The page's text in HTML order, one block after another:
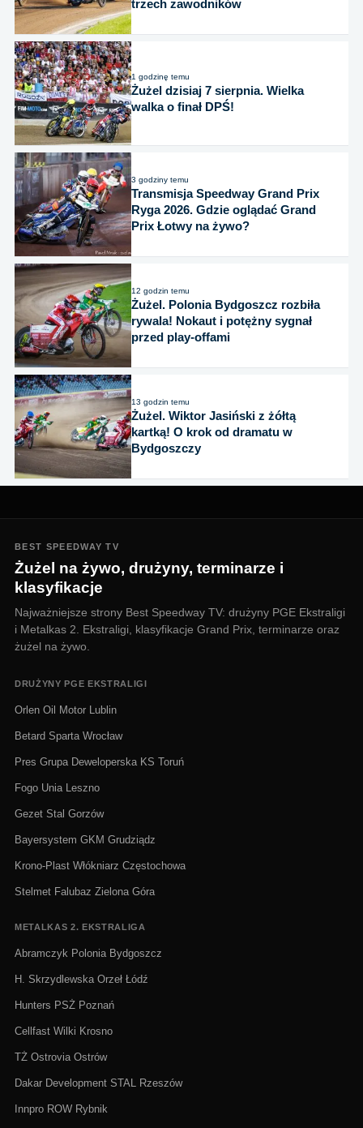
trzech zawodników
1 godzinę temu
Żużel dzisiaj 7 sierpnia. Wielka
walka o finał DPŚ!
3 godziny temu
Transmisja Speedway Grand Prix
Ryga 2026. Gdzie oglądać Grand
Prix Łotwy na żywo?
12 godzin temu
Żużel. Polonia Bydgoszcz rozbiła
rywala! Nokaut i potężny sygnał
przed play-offami
13 godzin temu
Żużel. Wiktor Jasiński z żółtą
kartką! O krok od dramatu w
Bydgoszczy
BEST SPEEDWAY TV
Żużel na żywo, drużyny, terminarze i
klasyfikacje
Najważniejsze strony Best Speedway TV: drużyny PGE Ekstraligi
i Metalkas 2. Ekstraligi, klasyfikacje Grand Prix, terminarze oraz
żużel na żywo.
DRUŻYNY PGE EKSTRALIGI
Orlen Oil Motor Lublin
Betard Sparta Wrocław
Pres Grupa Deweloperska KS Toruń
Fogo Unia Leszno
Gezet Stal Gorzów
Bayersystem GKM Grudziądz
Krono-Plast Włókniarz Częstochowa
Stelmet Falubaz Zielona Góra
METALKAS 2. EKSTRALIGA
Abramczyk Polonia Bydgoszcz
H. Skrzydlewska Orzeł Łódź
Hunters PSŻ Poznań
Cellfast Wilki Krosno
TŻ Ostrovia Ostrów
Dakar Development STAL Rzeszów
Innpro ROW Rybnik